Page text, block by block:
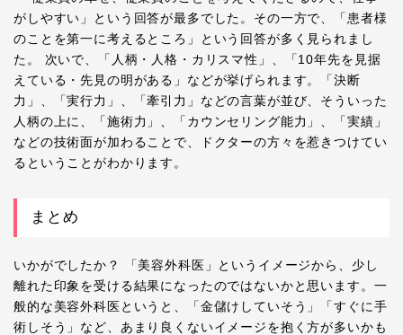
がしやすい」という回答が最多でした。その一方で、「患者様
のことを第一に考えるところ」という回答が多く見られまし
た。 次いで、「人柄・人格・カリスマ性」、「10年先を見据
えている・先見の明がある」などが挙げられます。「決断
力」、「実行力」、「牽引力」などの言葉が並び、そういった
人柄の上に、「施術力」、「カウンセリング能力」、「実績」
などの技術面が加わることで、ドクターの方々を惹きつけてい
るということがわかります。
まとめ
いかがでしたか？ 「美容外科医」というイメージから、少し
離れた印象を受ける結果になったのではないかと思います。一
般的な美容外科医というと、「金儲けしていそう」「すぐに手
術しそう」など、あまり良くないイメージを抱く方が多いかも